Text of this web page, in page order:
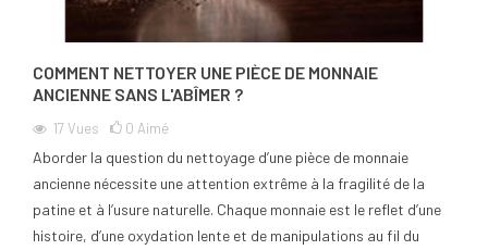
COMMENT NETTOYER UNE PIÈCE DE MONNAIE
ANCIENNE SANS L'ABÎMER ?
17Vues 0 Aimé
Aborder la question du nettoyage d’une pièce de monnaie
ancienne nécessite une attention extrême à la fragilité de la
patine et à l’usure naturelle. Chaque monnaie est le reflet d’une
histoire, d’une oxydation lente et de manipulations au fil du